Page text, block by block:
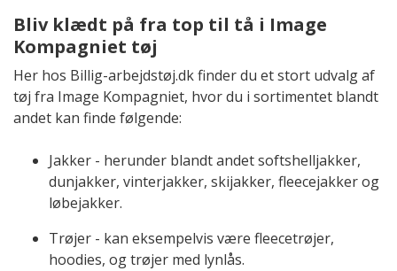
Bliv klædt på fra top til tå i Image
Kompagniet tøj
Her hos Billig-arbejdstøj.dk finder du et stort udvalg af
tøj fra Image Kompagniet, hvor du i sortimentet blandt
andet kan finde følgende:
Jakker - herunder blandt andet softshelljakker,
dunjakker, vinterjakker, skijakker, fleecejakker og
løbejakker.
Trøjer - kan eksempelvis være fleecetrøjer,
hoodies, og trøjer med lynlås.